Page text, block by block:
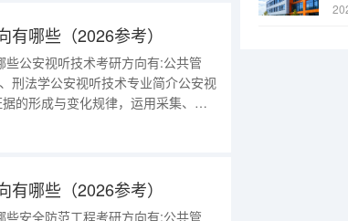
哪些（2026参考）
公安视听技术考研方向有:公共管
刑法学公安视听技术专业简介公安视
的形成与变化规律，运用采集、处
犯罪有关的一系列视频、图像和声
哪些（2026参考）
安全防范工程考研方向有:公共管